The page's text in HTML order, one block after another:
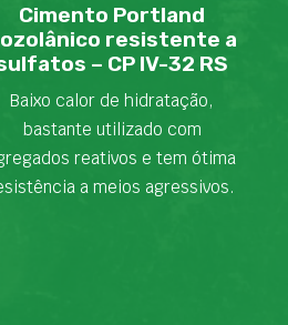
Cimento Portland
resistente a
– CP IV-32 RS
Baixo calor de hidratação,
bastante utilizado com
reativos e tem ótima
a meios agressivos.